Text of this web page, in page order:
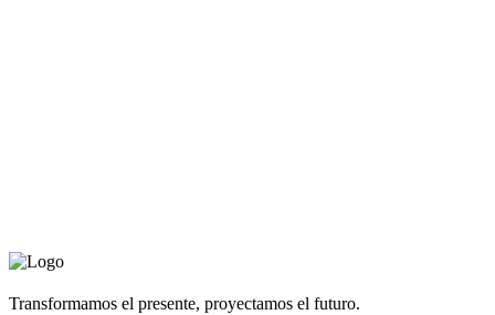
Transformamos el presente, proyectamos el futuro.